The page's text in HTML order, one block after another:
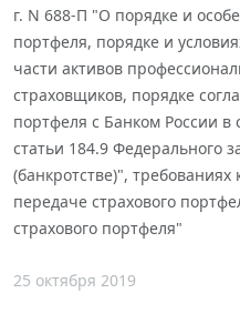
г. N 688-П "О порядке и
портфеля, порядке и
части активов
страховщиков, порядке
портфеля с Банком России в
статьи 184.9 Федерального
(банкротстве)",
передаче страхового
страхового портфеля"
25 октября 2019